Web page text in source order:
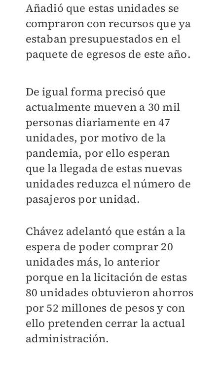
Añadió que estas unidades se
compraron con recursos que ya
estaban presupuestados en el
paquete de egresos de este año.
De igual forma precisó que
actualmente mueven a 30 mil
personas diariamente en 47
unidades, por motivo de la
pandemia, por ello esperan
que la llegada de estas nuevas
unidades reduzca el número de
pasajeros por unidad.
Chávez adelantó que están a la
espera de poder comprar 20
unidades más, lo anterior
porque en la licitación de estas
80 unidades obtuvieron ahorros
por 52 millones de pesos y con
ello pretenden cerrar la actual
administración.